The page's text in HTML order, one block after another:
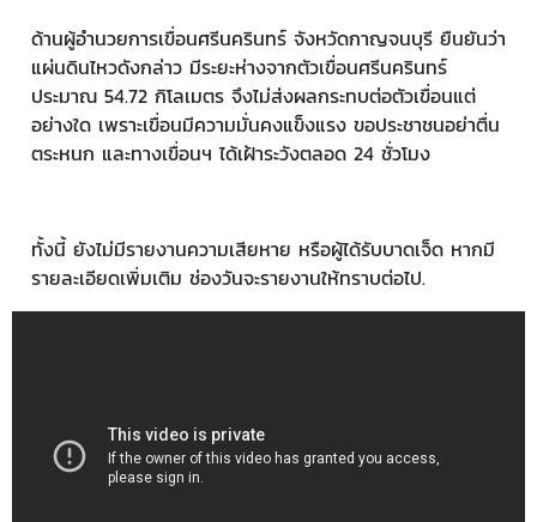
ด้านผู้อำนวยการเขื่อนศรีนครินทร์ จังหวัดกาญจนบุรี ยืนยันว่า
แผ่นดินไหวดังกล่าว มีระยะห่างจากตัวเขื่อนศรีนครินทร์
ประมาณ 54.72 กิโลเมตร จึงไม่ส่งผลกระทบต่อตัวเขื่อนแต่
อย่างใด เพราะเขื่อนมีความมั่นคงแข็งแรง ขอประชาชนอย่าตื่น
ตระหนก และทางเขื่อนฯ ได้เฝ้าระวังตลอด 24 ชั่วโมง
ทั้งนี้ ยังไม่มีรายงานความเสียหาย หรือผู้ได้รับบาดเจ็ด หากมี
รายละเอียดเพิ่มเติม ช่องวันจะรายงานให้ทราบต่อไป.